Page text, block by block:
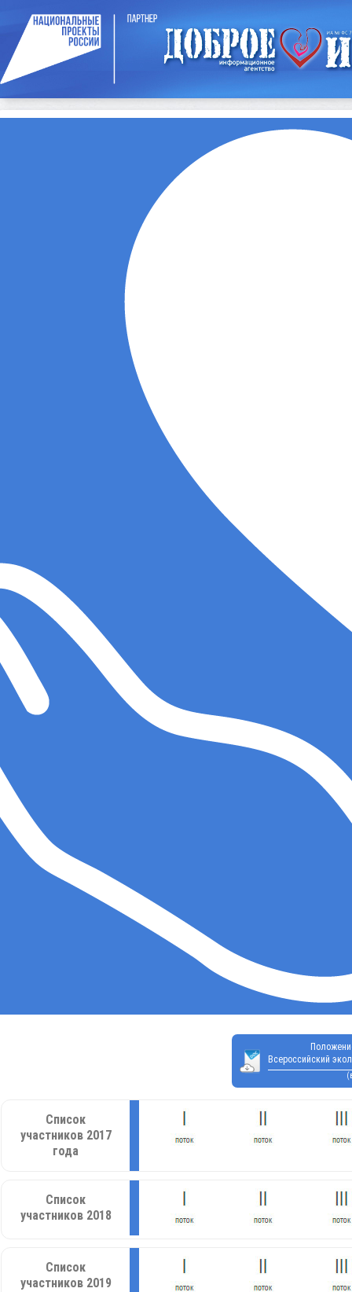
Всероссийский
Список
участников 2017
года
Список
участников 2018
Список
участников 2019